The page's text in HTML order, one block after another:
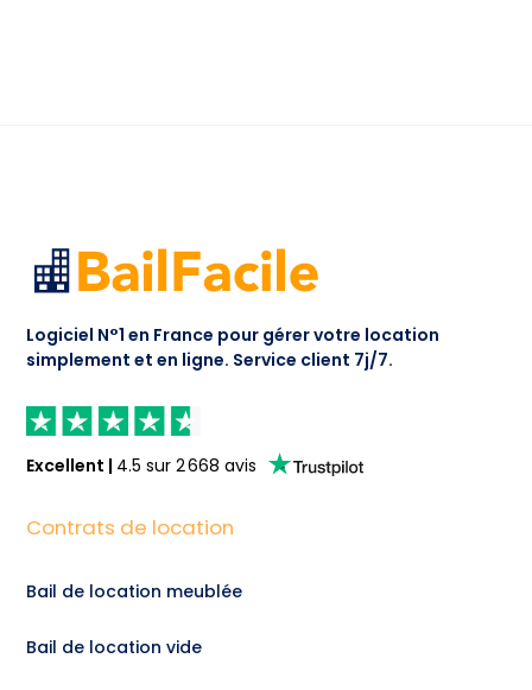
Logiciel N°1 en France pour gérer votre location
simplement et en ligne. Service client 7j/7.
Excellent | 4.5 sur2 668 avis
Contrats de location
Bail de location meublée
Bail de location vide